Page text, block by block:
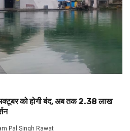
को होगी बंद, अब तक 2.38 लाख
Pal Singh Rawat